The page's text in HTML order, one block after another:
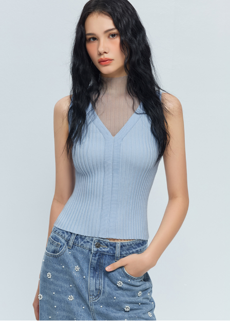
每筆NT$80，滿NT$2,000(含以上)免運費
每筆NT$80，滿NT$2,000(含以上)免運費
每筆NT$120，滿NT$2,000(含以上)免運費
每筆NT$400，滿NT$2,000(含以上)免運費